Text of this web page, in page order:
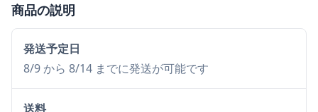
商品の説明
発送予定日
8/9 から 8/14 までに発送が可能です
送料